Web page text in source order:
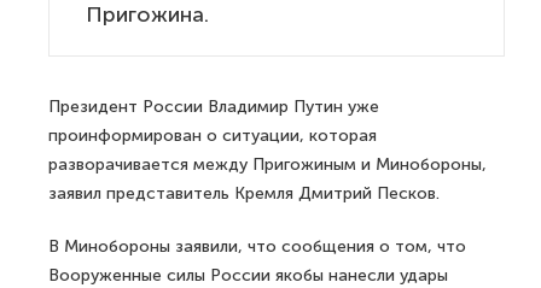
Пригожина.
Президент России Владимир Путин уже
проинформирован о ситуации, которая
разворачивается между Пригожиным и Минобороны,
заявил представитель Кремля Дмитрий Песков.
В Минобороны заявили, что сообщения о том, что
Вооруженные силы России якобы нанесли удары